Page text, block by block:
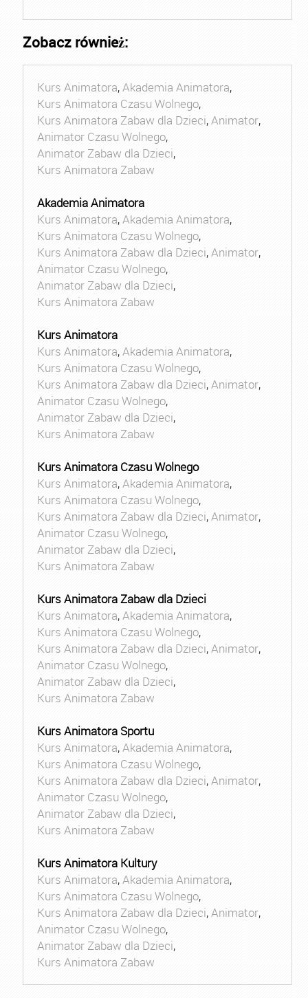
Zobacz również:
Kurs Animatora,Akademia Animatora,
Kurs Animatora Czasu Wolnego,
Kurs Animatora Zabaw dla Dzieci,Animator,
Animator Czasu Wolnego,
Animator Zabaw dla Dzieci,
Kurs Animatora Zabaw
Akademia Animatora
Kurs Animatora,Akademia Animatora,
Kurs Animatora Czasu Wolnego,
Kurs Animatora Zabaw dla Dzieci,Animator,
Animator Czasu Wolnego,
Animator Zabaw dla Dzieci,
Kurs Animatora Zabaw
Kurs Animatora
Kurs Animatora,Akademia Animatora,
Kurs Animatora Czasu Wolnego,
Kurs Animatora Zabaw dla Dzieci,Animator,
Animator Czasu Wolnego,
Animator Zabaw dla Dzieci,
Kurs Animatora Zabaw
Kurs Animatora Czasu Wolnego
Kurs Animatora,Akademia Animatora,
Kurs Animatora Czasu Wolnego,
Kurs Animatora Zabaw dla Dzieci,Animator,
Animator Czasu Wolnego,
Animator Zabaw dla Dzieci,
Kurs Animatora Zabaw
Kurs Animatora Zabaw dla Dzieci
Kurs Animatora,Akademia Animatora,
Kurs Animatora Czasu Wolnego,
Kurs Animatora Zabaw dla Dzieci,Animator,
Animator Czasu Wolnego,
Animator Zabaw dla Dzieci,
Kurs Animatora Zabaw
Kurs Animatora Sportu
Kurs Animatora,Akademia Animatora,
Kurs Animatora Czasu Wolnego,
Kurs Animatora Zabaw dla Dzieci,Animator,
Animator Czasu Wolnego,
Animator Zabaw dla Dzieci,
Kurs Animatora Zabaw
Kurs Animatora Kultury
Kurs Animatora,Akademia Animatora,
Kurs Animatora Czasu Wolnego,
Kurs Animatora Zabaw dla Dzieci,Animator,
Animator Czasu Wolnego,
Animator Zabaw dla Dzieci,
Kurs Animatora Zabaw